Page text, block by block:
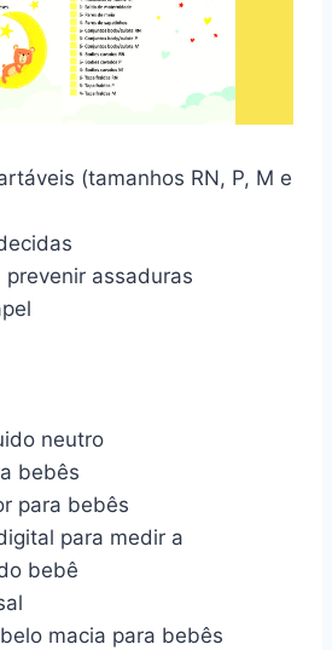
(tamanhos RN, P, M e
prevenir assaduras
neutro
bebês
para bebês
para medir a
bebê
macia para bebês